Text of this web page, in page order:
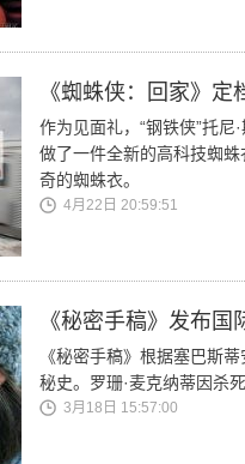
《蜘蛛侠：回家》
作为见面礼，“钢铁侠”托
做了一件全新的高科技蜘
奇的蜘蛛衣。
4月22日 20:59:51
《秘密手稿》发布
《秘密手稿》根据塞巴斯
秘史。罗珊·麦克纳蒂因杀
3月18日 15:57:00